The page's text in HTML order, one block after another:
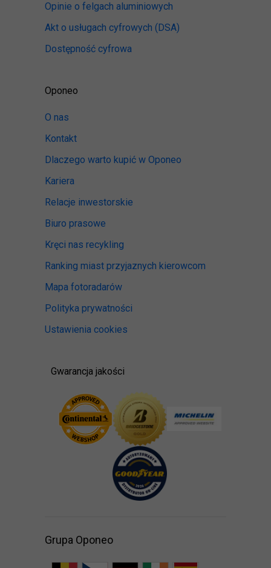
Opinie o felgach aluminiowych
Akt o usługach cyfrowych (DSA)
Dostępność cyfrowa
Oponeo
O nas
Kontakt
Dlaczego warto kupić w Oponeo
Kariera
Relacje inwestorskie
Biuro prasowe
Kręci nas recykling
Ranking miast przyjaznych kierowcom
Mapa fotoradarów
Polityka prywatności
Ustawienia cookies
Gwarancja jakości
Grupa Oponeo